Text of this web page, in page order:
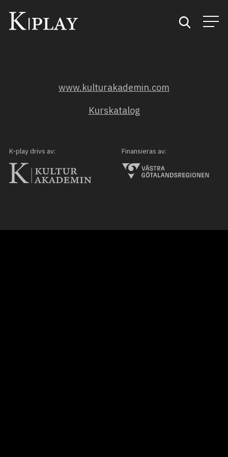
Kategorier
Mina favoriter
www.kulturakademin.com
Kurskatalog
K-play drivs av: Finansieras av: